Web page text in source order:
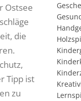
Ostsee
die
Tipp ist
zu